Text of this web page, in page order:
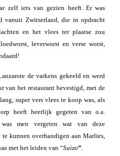
zelf iets van gezien heeft. Er was
vanuit Zwitserland, die in opdracht
en het vlees ter plaatse zou
leverworst en verse worst,
de varkens gekeeld en werd
van het restaurant bevestigd, met de
super vers vlees te koop was, als
heeft heerlijk gegeten van o.a.
was men vergeten wat van deze
kunnen overhandigen aan Marlies,
met het leiden van “Suizo”